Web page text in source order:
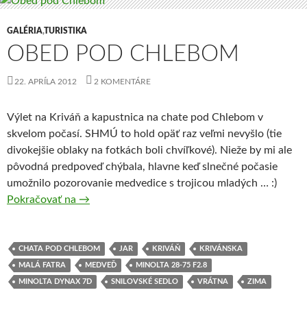
GALÉRIA,TURISTIKA
OBED POD CHLEBOM
22. APRÍLA 2012 2 KOMENTÁRE
Výlet na Kriváň a kapustnica na chate pod Chlebom v
skvelom počasí. SHMÚ to hold opäť raz veľmi nevyšlo (tie
divokejšie oblaky na fotkách boli chvíľkové). Nieže by mi ale
pôvodná predpoveď chýbala, hlavne keď slnečné počasie
umožnilo pozorovanie medvedice s trojicou mladých … :)
Pokračovať na Obed pod Chlebom
→
CHATA POD CHLEBOM JAR KRIVÁŇ KRIVÁNSKA
MALÁ FATRA MEDVEĎ MINOLTA 28-75 F2.8
MINOLTA DYNAX 7D SNILOVSKÉ SEDLO VRÁTNA ZIMA